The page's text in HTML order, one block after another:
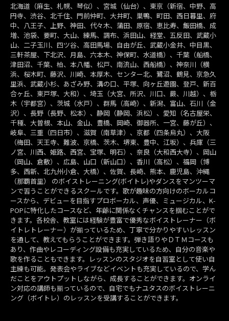
北海道（麻生、札幌、琴似）、宮城（仙台）、東京（新宿、中野、高
円寺、渋谷、北千住、門前仲町、大井町、巣鴨、町田、西日暮里、府
中、八王子、上野、神田、代々木、蒲田、原宿、恵比寿、飯田橋、成
増、池袋、要町、大山、練馬、調布、浜田山、経堂、五反田、武蔵小
山、二子玉川、四ツ谷、高田馬場、自由が丘、武蔵小金井、中目黒、
三軒茶屋、下北沢、月島、六本木、神保町、水道橋）、千葉（船橋、
津田沼、千葉、柏、本八幡、松戸、南流山、西船橋）、神奈川（横
浜、桜木町、藤沢、川崎、本厚木、センター北、鷺沼、鶴見、京急久
里浜、武蔵小杉、あざみ野、溝の口、平塚、向ヶ丘遊園、登戸、新百
合ヶ丘、東戸塚、大和）、埼玉（大宮、所沢、川口、蕨、川越）、栃
木（宇都宮）、茨城（水戸）、群馬（高崎）、新潟、富山、石川（金
沢）、長野（長野、松本）、静岡（静岡、浜松）、愛知（名古屋栄、
千種、大曽根、本山、金山、豊橋、岡崎、御器所、一宮、藤が丘）、
岐阜、三重（四日市）、滋賀（南草津）、京都（四条烏丸）、大阪
（梅田、天王寺、難波、京橋、茨木、堺東、豊中、江坂）、兵庫（三
ノ宮、川西、姫路、西宮、宝塚、明石）、奈良（大和西大寺）、岡山
（岡山、倉敷）、広島、山口（新山口）、香川（高松）、福岡（博
多、西新、北九州小倉、大橋）、佐賀、長崎、熊本、鹿児島、沖縄
（那覇首里） のボイストレーニング(ボイトレ)やダンスをマンツーマ
ンで習うことができるスクールです。歌が趣味の方向けのボーカルコ
ースから、デビューを目指すプロボーカル、声優、ミュージカル、K-
POPに特化したコースなど、年齢に関係なくチャンスを掴むことがで
きます。各校舎、教室には経験が豊富で優秀なボイストレーナー（ボ
イトレトレーナー）が揃っているため、丁寧で分かりやすいレッスン
を通して、教えてもらうことができます。弾き語りやＤＴＭコースも
あり、作曲やレコーディング設備も充実しているため、自分の音楽や
歌を作ることもできます。レッスンのスタジオを自習室として使い自
主練も可能。発表会やライブなどイベントも充実しているので、学ん
だことをアウトプットしながら、成長することができます。オンライ
ン対応の講師も揃っているので、自宅でもナユタスのボイストレーニ
ング（ボイトレ）のレッスンを受講することができます。